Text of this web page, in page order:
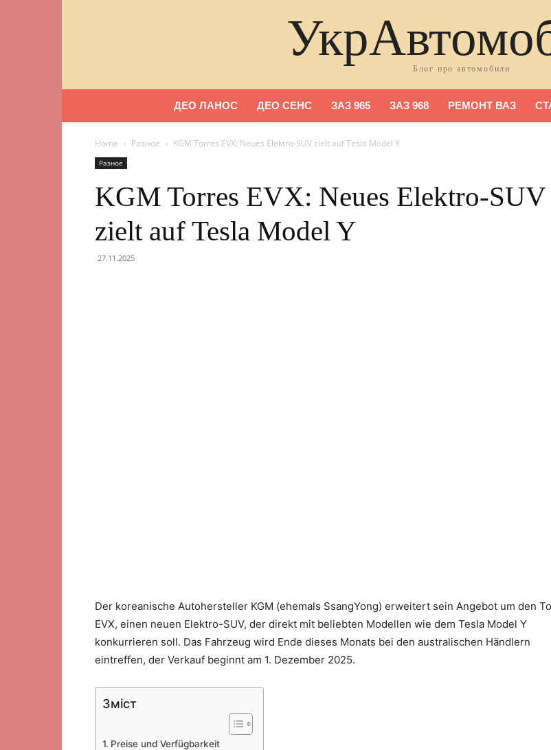
Блог про автомобили
ДЕО ЛАНОС ДЕО СЕНС ЗАЗ 965 ЗАЗ 968 РЕМОНТ ВАЗ
Home Разное KGM Torres EVX: Neues Elektro-SUV zielt auf Tesla Model Y
Разное
KGM Torres EVX: Neues Elektro-SUV
zielt auf Tesla Model Y
27.11.2025
Der koreanische Autohersteller KGM (ehemals SsangYong) erweitert sein Angebot um den
EVX, einen neuen Elektro-SUV, der direkt mit beliebten Modellen wie dem Tesla Model Y
konkurrieren soll. Das Fahrzeug wird Ende dieses Monats bei den australischen Händlern
eintreffen, der Verkauf beginnt am 1. Dezember 2025.
Зміст
Preise und Verfügbarkeit